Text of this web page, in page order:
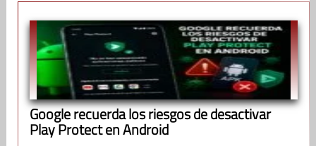
Google recuerda los riesgos de desactivar
Play Protect en Android